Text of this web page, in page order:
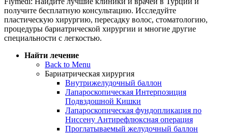
получите бесплатную консультацию. Исследуйте
пластическую хирургию, пересадку волос, стоматологию,
процедуры бариатрической хирургии и многие другие
специальности с легкостью.
Найти лечение
Back to Menu
Бариатрическая хирургия
Внутрижелудочный баллон
Лапароскопическая Интерпозиция
Подвздошной Кишки
Лапароскопическая фундопликация по
Ниссену Антирефлюксная операция
Проглатываемый желудочный баллон